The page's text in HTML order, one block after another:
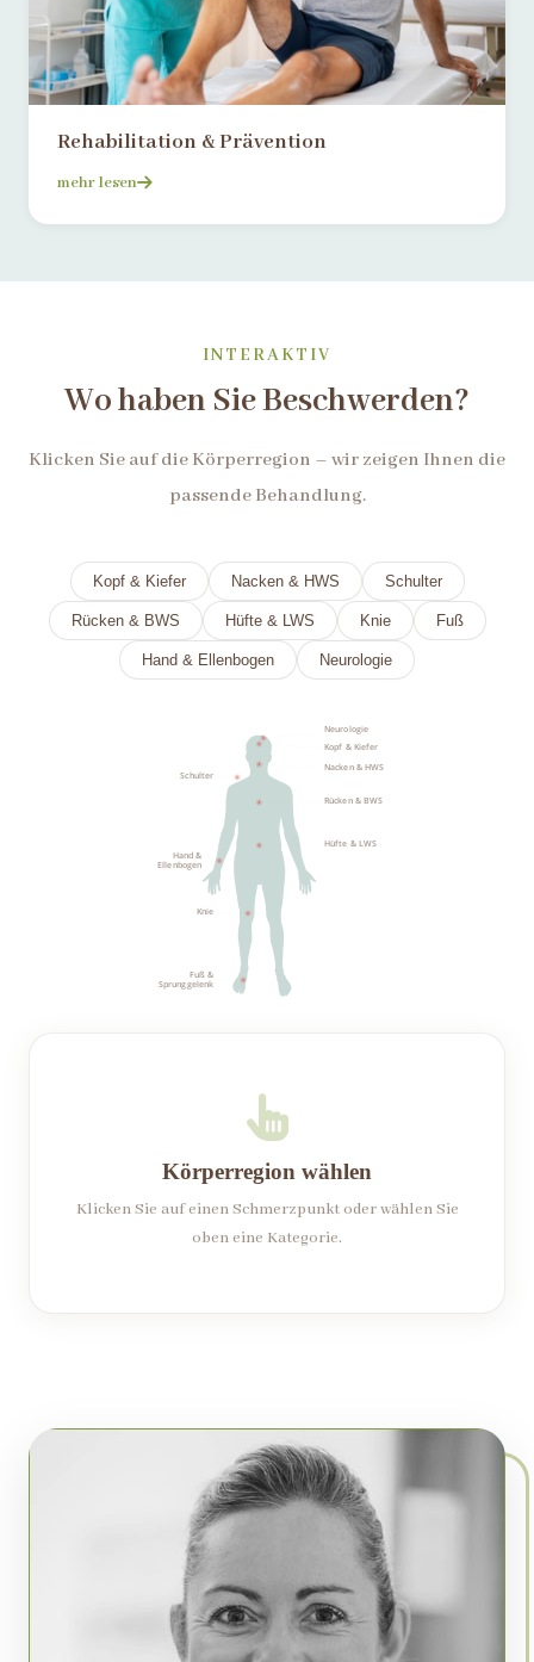
Rehabilitation & Prävention
mehr lesen
INTERAKTIV
Wo haben Sie Beschwerden?
Klicken Sie auf die Körperregion – wir zeigen Ihnen die
passende Behandlung.
Kopf & Kiefer Nacken & HWS Schulter
Rücken & BWS Hüfte & LWS Knie Fuß
Hand & Ellenbogen Neurologie
Neurologie
Kopf & Kiefer
Nacken & HWS
Schulter
Rücken & BWS
Hüfte & LWS
Hand &
Ellenbogen
Knie
Fuß &
Sprunggelenk
Körperregion wählen
Klicken Sie auf einen Schmerzpunkt oder wählen Sie
oben eine Kategorie.